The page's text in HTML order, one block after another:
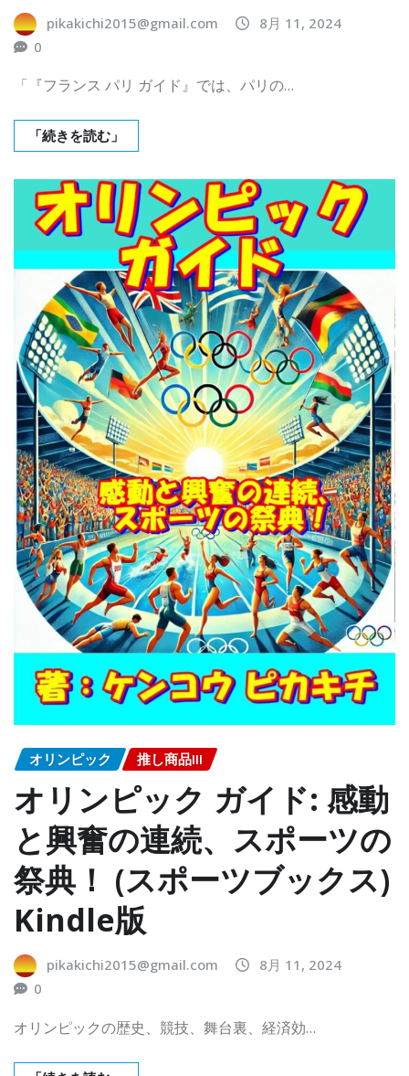
pikakichi2015@gmail.com
8月 11, 2024
0
「『フランス パリ ガイド』では、パリの…
「続きを読む」
オリンピック 推し商品III
オリンピック ガイド: 感動
と興奮の連続、スポーツの
祭典！ (スポーツブックス)
Kindle版
pikakichi2015@gmail.com
8月 11, 2024
0
オリンピックの歴史、競技、舞台裏、経済効…